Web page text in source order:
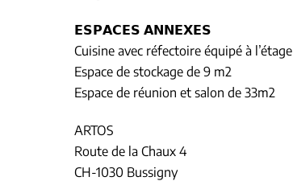
𝗘𝗦𝗣𝗔𝗖𝗘𝗦 𝗔𝗡𝗡𝗘𝗫𝗘𝗦
Cuisine avec réfectoire équipé à l’étage
Espace de stockage de 9 m2
Espace de réunion et salon de 33m2
ARTOS
Route de la Chaux 4
CH-1030 Bussigny